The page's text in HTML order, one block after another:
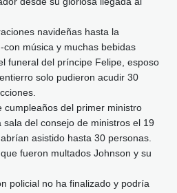
navideñas hasta la
música y muchas bebidas
funeral del príncipe Felipe, esposo
solo pudieron acudir 30
cumpleaños del primer ministro
del consejo de ministros el 19
asistido hasta 30 personas.
fueron multados Johnson y su
policial no ha finalizado y podría